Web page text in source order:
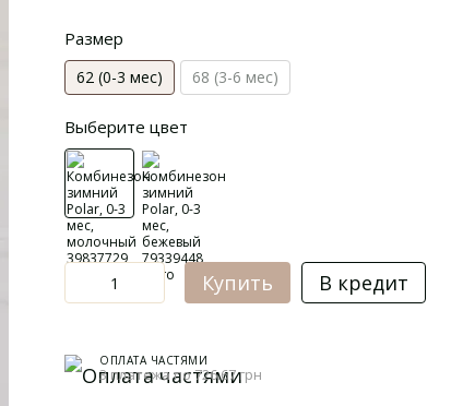
Размер
62 (0-3 мес) 68 (3-6 мес)
Выберите цвет
Купить В кредит
ОПЛАТА ЧАСТЯМИ
3 платежа по 726.67 грн